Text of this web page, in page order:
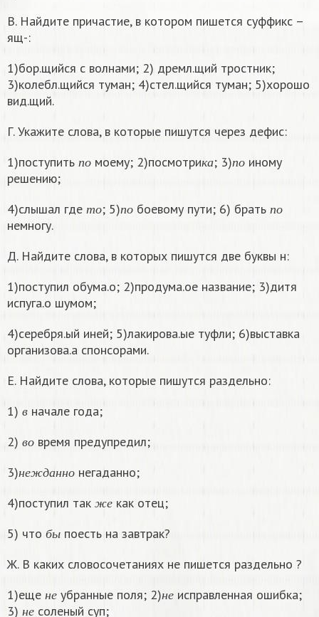
В. Найдите причастие, в котором пишется суффикс –
ящ-:
1)бор.щийся с волнами; 2) дремл.щий тростник;
3)колебл.щийся туман; 4)стел.щийся туман; 5)хорошо
вид.щий.
Г. Укажите слова, в которые пишутся через дефис:
1)поступить
п о моему; 2)посмотри ка ; 3) п о
иному
решению;
4)слышал где
т о ; 5) п о боевому пути; 6) брать п о
немногу.
Д. Найдите слова, в которых пишутся две буквы н:
1)поступил обума.о; 2)продума.ое название; 3)дитя
испуга.о шумом;
4)серебря.ый иней; 5)лакирова.ые туфли; 6)выставка
организова.а спонсорами.
Е. Найдите слова, которые пишутся раздельно:
1)
в
начале года;
2)
в о
время предупредил;
3) н е ж д а н н о
д
негаданно;
4)поступил так
ж е
как отец;
5) что
б ы
б
поесть на завтрак?
Ж. В каких словосочетаниях не пишется раздельно ?
1)еще
н е убранные поля; 2) н е
исправленная ошибка;
3)
н е
не соленый суп;